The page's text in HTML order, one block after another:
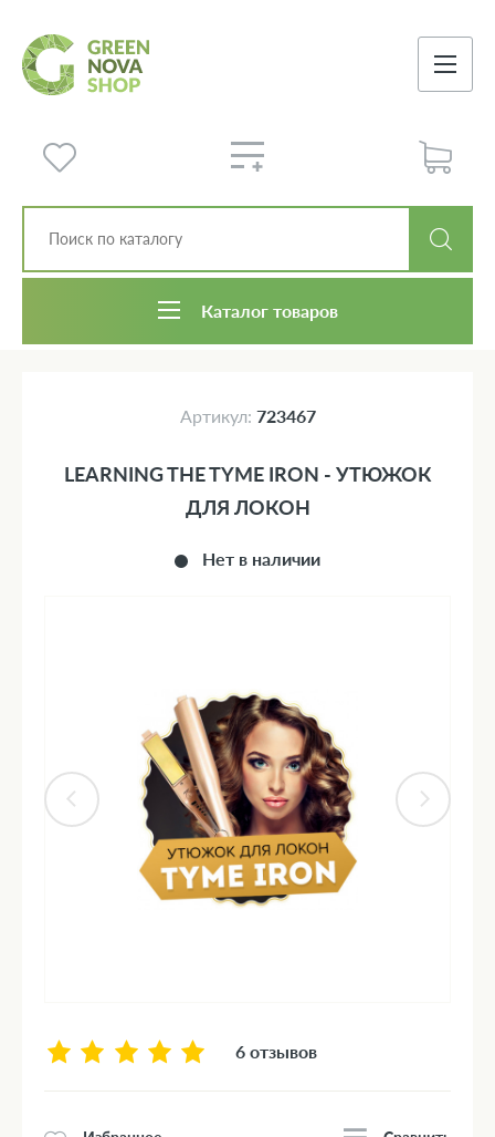
Каталог товаров
Артикул: 723467
Нет в наличии
LEARNING THE TYME IRON - УТЮЖОК
ДЛЯ ЛОКОН
6 отзывов